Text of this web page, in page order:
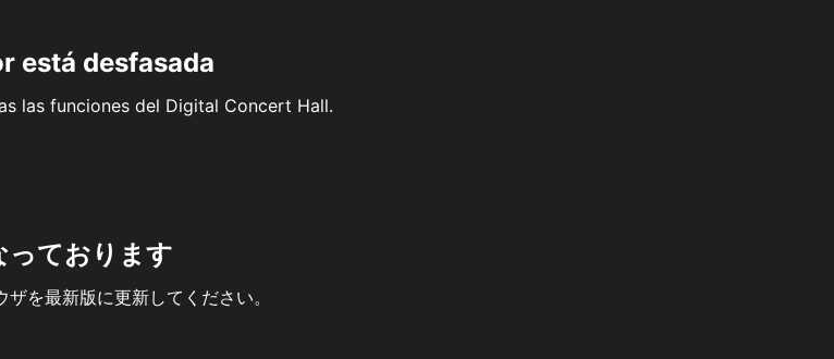
está desfasada
las funciones del Digital Concert Hall.
っております
を最新版に更新してください。